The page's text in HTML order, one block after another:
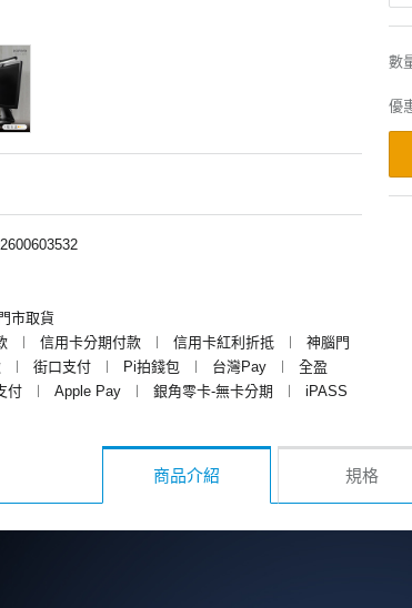
市取貨
︱ 信用卡分期付款 ︱ 信用卡紅利折抵 ︱
神腦門
︱ 街口支付 ︱ Pi拍錢包 ︱ 台灣Pay ︱
全盈
付 ︱ Apple Pay ︱ 銀角零卡-無卡分期 ︱
iPASS
數
優
商品介紹 規格